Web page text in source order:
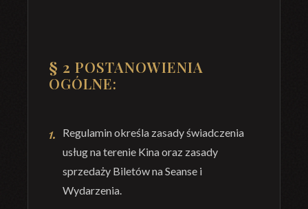
§ 2 POSTANOWIENIA
OGÓLNE:
Regulamin określa zasady świadczenia
usług na terenie Kina oraz zasady
sprzedaży Biletów na Seanse i
Wydarzenia.